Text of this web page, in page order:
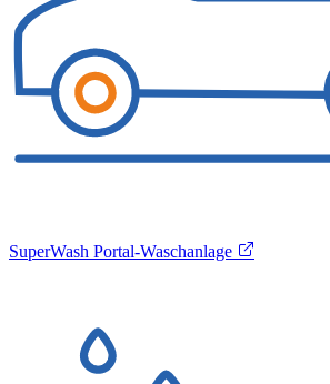
SuperWash Portal-Waschanlage